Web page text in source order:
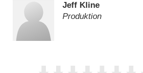
Jeff Kline
Produktion